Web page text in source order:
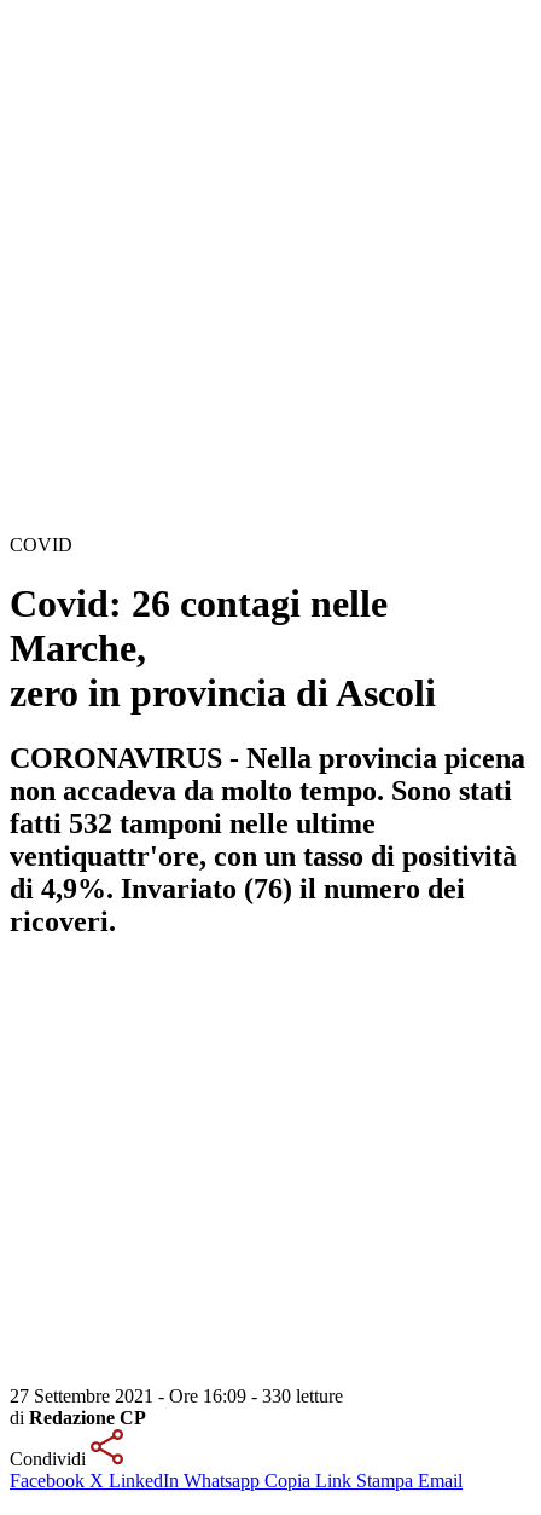
COVID
Covid: 26 contagi nelle
Marche,
zero in provincia di Ascoli
CORONAVIRUS - Nella provincia picena
non accadeva da molto tempo. Sono stati
fatti 532 tamponi nelle ultime
ventiquattr'ore, con un tasso di positività
di 4,9%. Invariato (76) il numero dei
ricoveri.
27 Settembre 2021 - Ore 16:09 - 330 letture
di Redazione CP
Condividi
Facebook X LinkedIn Whatsapp Copia Link Stampa Email